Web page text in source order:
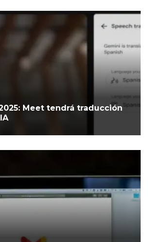
Meet tendrá traducción